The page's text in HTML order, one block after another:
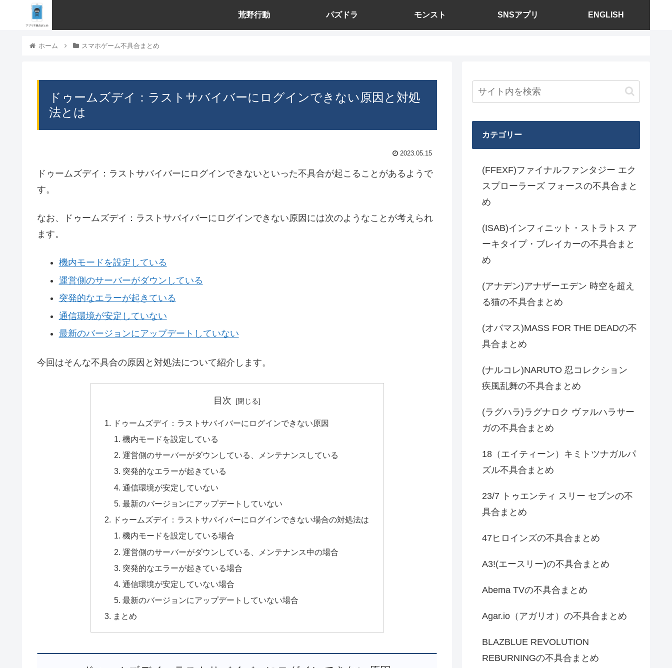
荒野行動 パズドラ モンスト SNSアプリ ENGLISH
ホーム スマホゲーム不具合まとめ
ドゥームズデイ：ラストサバイバーにログインできない原因と対処
法とは
2023.05.15
ドゥームズデイ：ラストサバイバーにログインできないといった不具合が起こることがあるようで
す。
なお、ドゥームズデイ：ラストサバイバーにログインできない原因には次のようなことが考えられ
ます。
機内モードを設定している
運営側のサーバーがダウンしている
突発的なエラーが起きている
通信環境が安定していない
最新のバージョンにアップデートしていない
今回はそんな不具合の原因と対処法について紹介します。
目次
ドゥームズデイ：ラストサバイバーにログインできない原因
機内モードを設定している
運営側のサーバーがダウンしている、メンテナンスしている
突発的なエラーが起きている
通信環境が安定していない
最新のバージョンにアップデートしていない
ドゥームズデイ：ラストサバイバーにログインできない場合の対処法は
機内モードを設定している場合
運営側のサーバーがダウンしている、メンテナンス中の場合
突発的なエラーが起きている場合
通信環境が安定していない場合
最新のバージョンにアップデートしていない場合
まとめ
カテゴリー
(FFEXF)ファイナルファンタジー エク
スプローラーズ フォースの不具合まと
め
(ISAB)インフィニット・ストラトス ア
ーキタイプ・ブレイカーの不具合まと
め
(アナデン)アナザーエデン 時空を超え
る猫の不具合まとめ
(オバマス)MASS FOR THE DEADの不
具合まとめ
(ナルコレ)NARUTO 忍コレクション
疾風乱舞の不具合まとめ
(ラグハラ)ラグナロク ヴァルハラサー
ガの不具合まとめ
18（エイティーン）キミトツナガルパ
ズル不具合まとめ
23/7 トゥエンティ スリー セブンの不
具合まとめ
47ヒロインズの不具合まとめ
A3!(エースリー)の不具合まとめ
Abema TVの不具合まとめ
Agar.io（アガリオ）の不具合まとめ
BLAZBLUE REVOLUTION
REBURNINGの不具合まとめ